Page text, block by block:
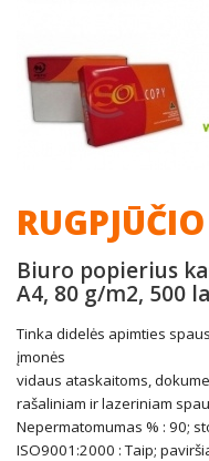
Biuro popierius
A4, 80 g/m2, 500
Tinka didelės apimties
įmonės
vidaus ataskaitoms,
rašaliniam ir lazeriniam
Nepermatomumas % : 90;
ISO9001:2000 : Taip;